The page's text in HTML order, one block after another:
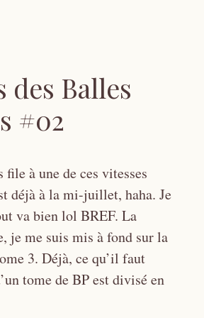
des Balles
#02
file à une de ces vitesses
déjà à la mi-juillet, haha. Je
va bien lol BREF. La
je me suis mis à fond sur la
3. Déjà, ce qu’il faut
tome de BP est divisé en